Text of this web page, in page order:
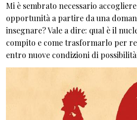
Mi è sembrato necessario
opportunità a partire da una
insegnare? Vale a dire: qual è il
compito e come trasformarlo per
entro nuove condizioni di